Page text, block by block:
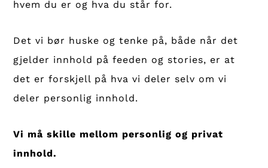
hvem du er og hva du står for.
Det vi bør huske og tenke på, både når det
gjelder innhold på feeden og stories, er at
det er forskjell på hva vi deler selv om vi
deler personlig innhold.
Vi må skille mellom personlig og privat
innhold.